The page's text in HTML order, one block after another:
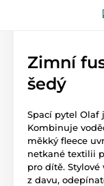
Zimní
šedý
Spací pytel Olaf
Kombinuje
měkký fleece
netkané textilii
pro dítě.
z davu,